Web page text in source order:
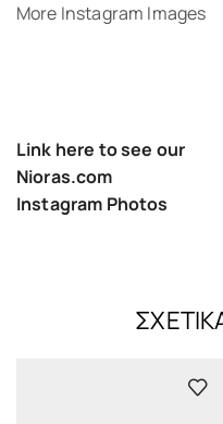
More Instagram Images
Link here to see our
Nioras.com
Instagram Photos